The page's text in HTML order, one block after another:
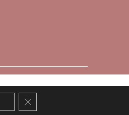
Close GDPR Cookie Banner